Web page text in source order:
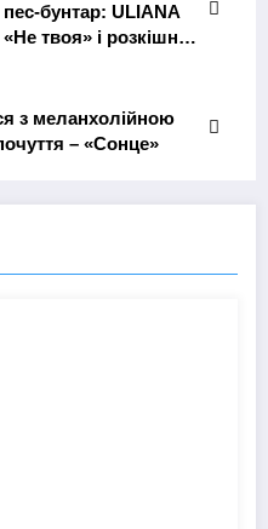
пес-бунтар: ULIANA
твоя» і розкішний
з меланхолійною
– «Сонце»